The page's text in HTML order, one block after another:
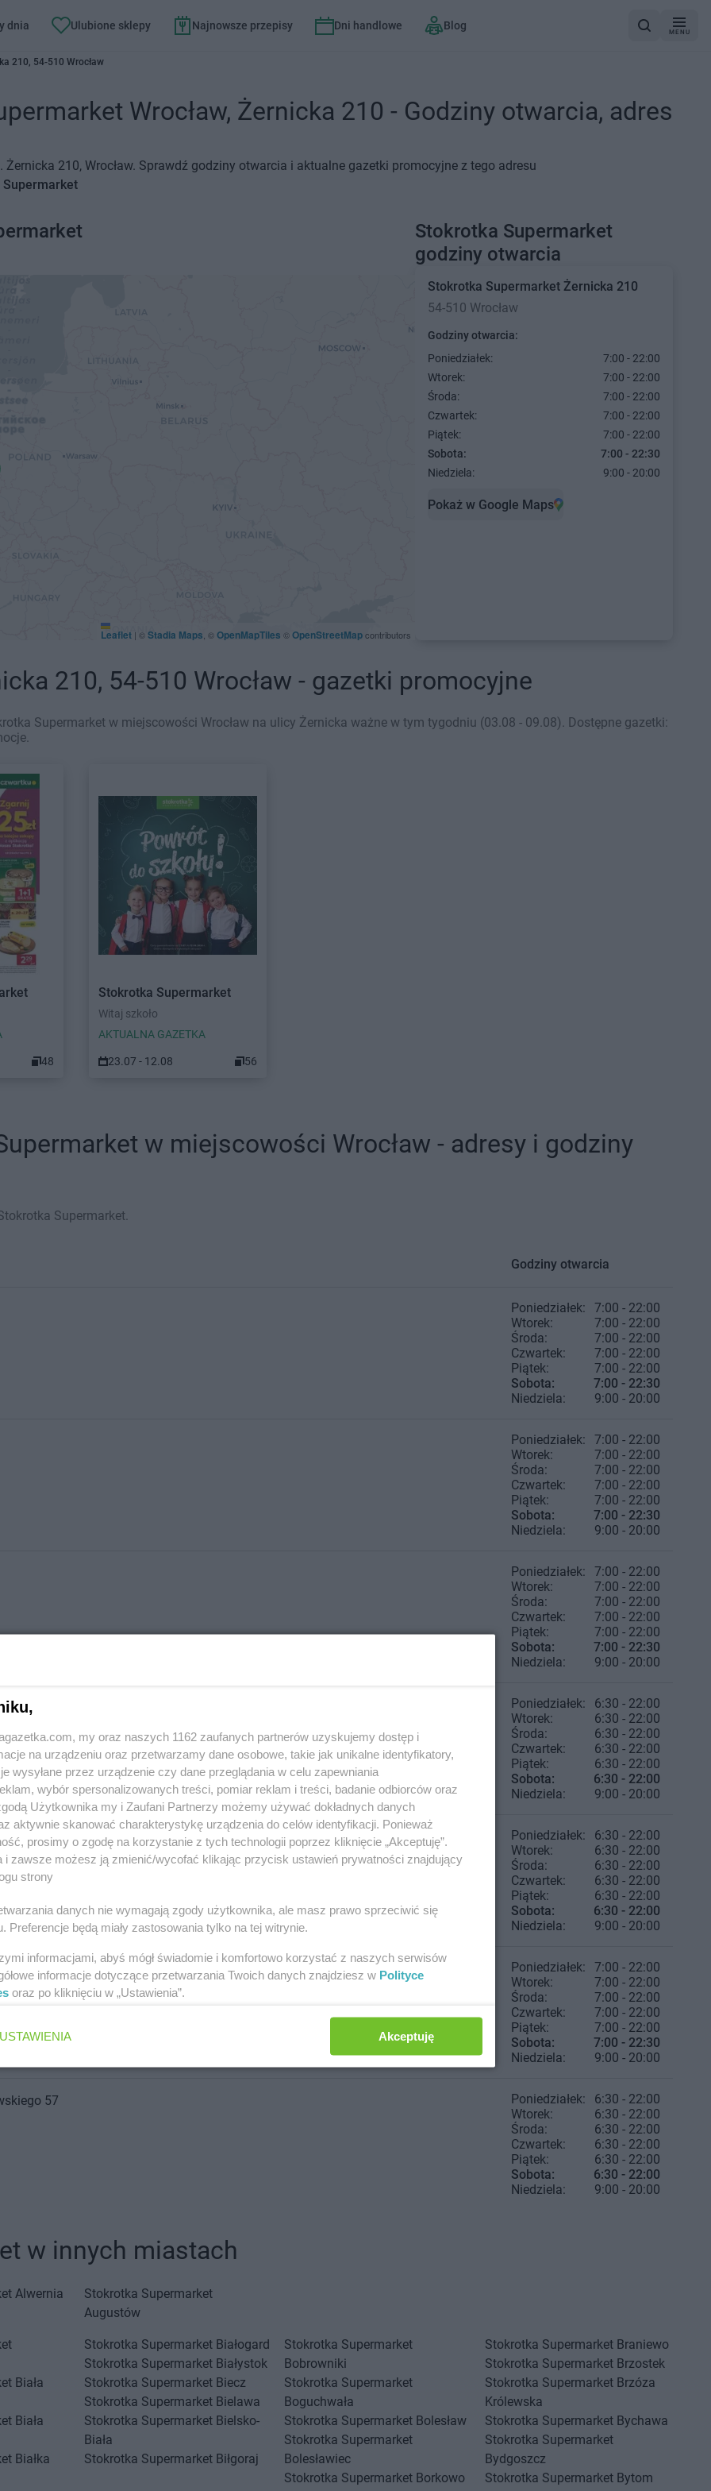
dnia Ulubione sklepy Najnowsze przepisy Dni handlowe Blog
MENU
210, 54-510 Wrocław
Wrocław, Żernicka 210 - Godziny otwarcia, adres
210, Wrocław. Sprawdź godziny otwarcia i aktualne gazetki promocyjne z tego adresu
Stokrotka Supermarket
godziny otwarcia
Stokrotka Supermarket Żernicka 210
54-510 Wrocław
Godziny otwarcia:
Poniedziałek:
7:00 - 22:00
Wtorek:
7:00 - 22:00
Środa:
7:00 - 22:00
Czwartek:
7:00 - 22:00
Piątek:
7:00 - 22:00
Sobota:
7:00 - 22:30
Niedziela:
9:00 - 20:00
Pokaż w Google Maps
Leaflet | ©Stadia Maps , ©OpenMapTiles ©OpenStreetMapcontributors
210, 54-510 Wrocław - gazetki promocyjne
Supermarket w miejscowości Wrocław na ulicy Żernicka ważne w tym tygodniu (03.08 - 09.08). Dostępne gazetki:
48
Stokrotka Supermarket
Witaj szkoło
AKTUALNA GAZETKA
23.07 - 12.08 56
w miejscowości Wrocław - adresy i godziny
Supermarket.
Godziny otwarcia
Poniedziałek:
7:00 - 22:00
Wtorek:
7:00 - 22:00
Środa:
7:00 - 22:00
Czwartek:
7:00 - 22:00
Piątek:
7:00 - 22:00
Sobota:
7:00 - 22:30
Niedziela:
9:00 - 20:00
Poniedziałek:
7:00 - 22:00
Wtorek:
7:00 - 22:00
Środa:
7:00 - 22:00
Czwartek:
7:00 - 22:00
Piątek:
7:00 - 22:00
Sobota:
7:00 - 22:30
Niedziela:
9:00 - 20:00
Poniedziałek:
7:00 - 22:00
Wtorek:
7:00 - 22:00
Środa:
7:00 - 22:00
Czwartek:
7:00 - 22:00
Piątek:
7:00 - 22:00
Sobota:
7:00 - 22:30
Niedziela:
9:00 - 20:00
Poniedziałek:
6:30 - 22:00
Wtorek:
6:30 - 22:00
Środa:
6:30 - 22:00
Czwartek:
6:30 - 22:00
Piątek:
6:30 - 22:00
Sobota:
6:30 - 22:00
Niedziela:
9:00 - 20:00
Poniedziałek:
6:30 - 22:00
Wtorek:
6:30 - 22:00
Środa:
6:30 - 22:00
Czwartek:
6:30 - 22:00
Piątek:
6:30 - 22:00
Sobota:
6:30 - 22:00
Niedziela:
9:00 - 20:00
Poniedziałek:
7:00 - 22:00
Wtorek:
7:00 - 22:00
Środa:
7:00 - 22:00
Czwartek:
7:00 - 22:00
Piątek:
7:00 - 22:00
Sobota:
7:00 - 22:30
Niedziela:
9:00 - 20:00
57 Poniedziałek:
6:30 - 22:00
Wtorek:
6:30 - 22:00
Środa:
6:30 - 22:00
Czwartek:
6:30 - 22:00
Piątek:
6:30 - 22:00
Sobota:
6:30 - 22:00
Niedziela:
9:00 - 20:00
w innych miastach
Alwernia
Stokrotka Supermarket
Augustów
Biała
Biała
Białka
Stokrotka Supermarket Białogard
Stokrotka Supermarket Białystok
Stokrotka Supermarket Biecz
Stokrotka Supermarket Bielawa
Stokrotka Supermarket Bielsko-
Biała
Stokrotka Supermarket Biłgoraj
Stokrotka Supermarket
Bobrowniki
Stokrotka Supermarket
Boguchwała
Stokrotka Supermarket Bolesław
Stokrotka Supermarket
Bolesławiec
Stokrotka Supermarket Borkowo
Stokrotka Supermarket Braniewo
Stokrotka Supermarket Brzostek
Stokrotka Supermarket Brzóza
Królewska
Stokrotka Supermarket Bychawa
Stokrotka Supermarket
Bydgoszcz
Stokrotka Supermarket Bytom
my oraz naszych 1162 zaufanych partnerów uzyskujemy dostęp i
na urządzeniu oraz przetwarzamy dane osobowe, takie jak unikalne identyfikatory,
wysyłane przez urządzenie czy dane przeglądania w celu zapewniania
wybór spersonalizowanych treści, pomiar reklam i treści, badanie odbiorców oraz
Użytkownika my i Zaufani Partnerzy możemy używać dokładnych danych
aktywnie skanować charakterystykę urządzenia do celów identyfikacji. Ponieważ
prosimy o zgodę na korzystanie z tych technologii poprzez kliknięcie „Akceptuję”.
i zawsze możesz ją zmienić/wycofać klikając przycisk ustawień prywatności znajdujący
strony
danych nie wymagają zgody użytkownika, ale masz prawo sprzeciwić się
Preferencje będą miały zastosowania tylko na tej witrynie.
informacjami, abyś mógł świadomie i komfortowo korzystać z naszych serwisów
informacje dotyczące przetwarzania Twoich danych znajdziesz w Polityce
oraz po kliknięciu w „Ustawienia”.
USTAWIENIA Akceptuję